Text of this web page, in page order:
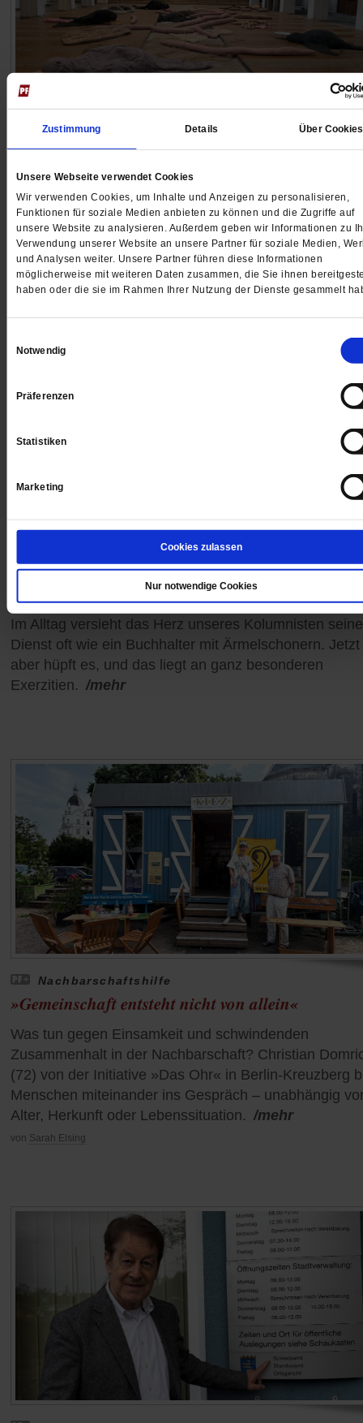
Zustimmung Details Über Cookies
Unsere Webseite verwendet Cookies
Wir verwenden Cookies, um Inhalte und Anzeigen zu personalisieren,
Funktionen für soziale Medien anbieten zu können und die Zugriffe auf
unsere Website zu analysieren. Außerdem geben wir Informationen zu
Verwendung unserer Website an unsere Partner für soziale Medien,
und Analysen weiter. Unsere Partner führen diese Informationen
möglicherweise mit weiteren Daten zusammen, die Sie ihnen
haben oder die sie im Rahmen Ihrer Nutzung der Dienste gesammelt
Notwendig
Präferenzen
Statistiken
Marketing
Cookies zulassen
Nur notwendige Cookies
Manifesta 16 Ruhr
Die Kunst der Nachbarschaft
In der Ruhrregion werden viele Kirchen nicht mehr
liturgisch genutzt. Was soll mit ihnen geschehen? Die
europäische Wanderbiennale Manifesta will aus den
»Pantoffelkirchen« der alten Bergarbeiterquartiere
Orte der Gemeinschaft machen.
/mehr
vonAnne Strotmann
Kolumne von Peter Otten
Der Segen des Pudels
Im Alltag versieht das Herz unseres Kolumnisten
Dienst oft wie ein Buchhalter mit Ärmelschonern. Jetzt
aber hüpft es, und das liegt an ganz besonderen
Exerzitien. /mehr
Nachbarschaftshilfe
»Gemeinschaft entsteht nicht von allein«
Was tun gegen Einsamkeit und schwindenden
Zusammenhalt in der Nachbarschaft? Christian
(72) von der Initiative »Das Ohr« in Berlin-Kreuzberg
Menschen miteinander ins Gespräch – unabhängig
Alter, Herkunft oder Lebenssituation. /mehr
von Sarah Elsing